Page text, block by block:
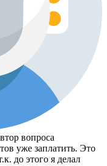
вопроса
уже заплатить. Это
до этого я делал